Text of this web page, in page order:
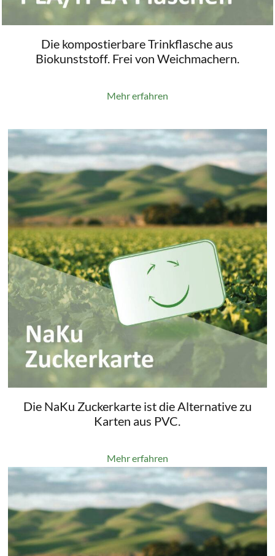
Die kompostierbare Trinkflasche aus
Biokunststoff. Frei von Weichmachern.
Mehr erfahren
Die NaKu Zuckerkarte ist die Alternative zu
Karten aus PVC.
Mehr erfahren